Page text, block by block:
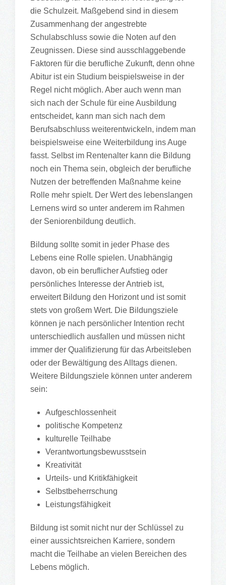
die Schulzeit. Maßgebend sind in diesem
Zusammenhang der angestrebte
Schulabschluss sowie die Noten auf den
Zeugnissen. Diese sind ausschlaggebende
Faktoren für die berufliche Zukunft, denn ohne
Abitur ist ein Studium beispielsweise in der
Regel nicht möglich. Aber auch wenn man
sich nach der Schule für eine Ausbildung
entscheidet, kann man sich nach dem
Berufsabschluss weiterentwickeln, indem man
beispielsweise eine Weiterbildung ins Auge
fasst. Selbst im Rentenalter kann die Bildung
noch ein Thema sein, obgleich der berufliche
Nutzen der betreffenden Maßnahme keine
Rolle mehr spielt. Der Wert des lebenslangen
Lernens wird so unter anderem im Rahmen
der Seniorenbildung deutlich.
Bildung sollte somit in jeder Phase des
Lebens eine Rolle spielen. Unabhängig
davon, ob ein beruflicher Aufstieg oder
persönliches Interesse der Antrieb ist,
erweitert Bildung den Horizont und ist somit
stets von großem Wert. Die Bildungsziele
können je nach persönlicher Intention recht
unterschiedlich ausfallen und müssen nicht
immer der Qualifizierung für das Arbeitsleben
oder der Bewältigung des Alltags dienen.
Weitere Bildungsziele können unter anderem
sein:
Aufgeschlossenheit
politische Kompetenz
kulturelle Teilhabe
Verantwortungsbewusstsein
Kreativität
Urteils- und Kritikfähigkeit
Selbstbeherrschung
Leistungsfähigkeit
Bildung ist somit nicht nur der Schlüssel zu
einer aussichtsreichen Karriere, sondern
macht die Teilhabe an vielen Bereichen des
Lebens möglich.